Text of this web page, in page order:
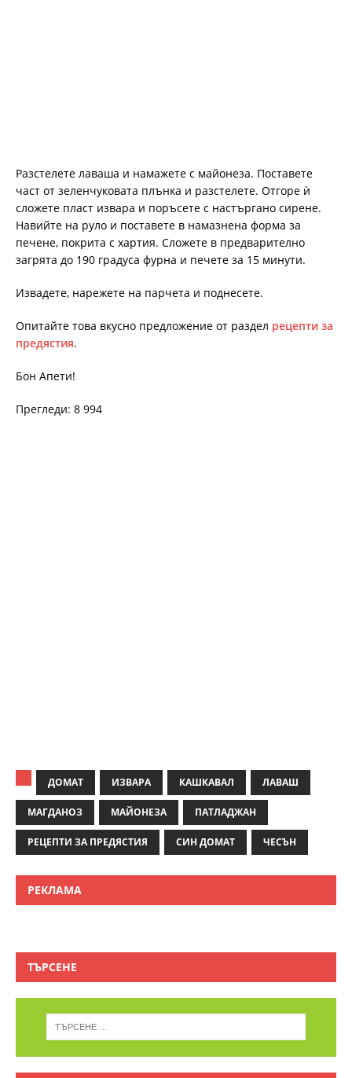
Разстелете лаваша и намажете с майонеза. Поставете
част от зеленчуковата плънка и разстелете. Отгоре ѝ
сложете пласт извара и поръсете с настъргано сирене.
Навийте на руло и поставете в намазнена форма за
печене, покрита с хартия. Сложете в предварително
загрята до 190 градуса фурна и печете за 15 минути.
Извадете, нарежете на парчета и поднесете.
Опитайте това вкусно предложение от раздел рецепти за
предястия.
Бон Апети!
Прегледи: 8 994
ДОМАТ ИЗВАРА КАШКАВАЛ ЛАВАШ
МАГДАНОЗ МАЙОНЕЗА ПАТЛАДЖАН
РЕЦЕПТИ ЗА ПРЕДЯСТИЯ СИН ДОМАТ ЧЕСЪН
РЕКЛАМА
ТЪРСЕНЕ